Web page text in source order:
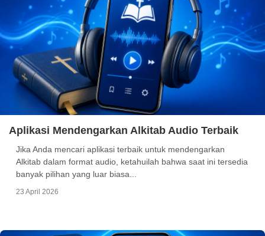
Aplikasi Mendengarkan Alkitab Audio Terbaik
Jika Anda mencari aplikasi terbaik untuk mendengarkan
Alkitab dalam format audio, ketahuilah bahwa saat ini tersedia
banyak pilihan yang luar biasa...
23 April 2026